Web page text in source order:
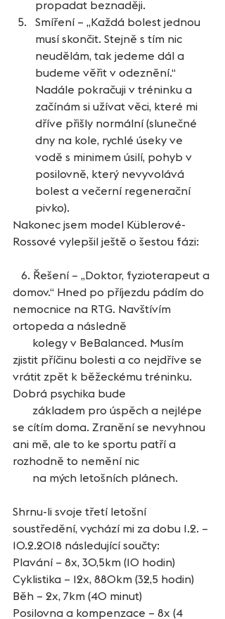
propadat beznaději.
Smíření – „Každá bolest jednou
musí skončit. Stejně s tím nic
neudělám, tak jedeme dál a
budeme věřit v odeznění.“
Nadále pokračuji v tréninku a
začínám si užívat věci, které mi
dříve přišly normální (slunečné
dny na kole, rychlé úseky ve
vodě s minimem úsilí, pohyb v
posilovně, který nevyvolává
bolest a večerní regenerační
pivko).
Nakonec jsem model Küblerové-
Rossové vylepšil ještě o šestou fázi:
domov.“ Hned po příjezdu pádím do
nemocnice na RTG. Navštívím
ortopeda a následně
zjistit příčinu bolesti a co nejdříve se
vrátit zpět k běžeckému tréninku.
Dobrá psychika bude
se cítím doma. Zranění se nevyhnou
ani mě, ale to ke sportu patří a
rozhodně to nemění nic
       na mých letošních plánech.
Shrnu-li svoje třetí letošní
soustředění, vychází mi za dobu 1.2. –
10.2.2018 následující součty:
Plavání – 8x, 30,5km (10 hodin)
Cyklistika – 12x, 880km (32,5 hodin)
Běh – 2x, 7km (40 minut)
Posilovna a kompenzace – 8x (4